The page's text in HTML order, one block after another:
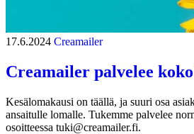
17.6.2024 Creamailer
Creamailer palvelee
Kesälomakausi on täällä, ja suuri osa
ansaitulle lomalle. Tukemme palvelee
osoitteessa tuki@creamailer.fi.